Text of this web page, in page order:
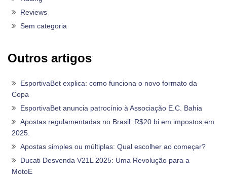
Reviews
Sem categoria
Outros artigos
EsportivaBet explica: como funciona o novo formato da
Copa
EsportivaBet anuncia patrocínio à Associação E.C. Bahia
Apostas regulamentadas no Brasil: R$20 bi em impostos em
2025.
Apostas simples ou múltiplas: Qual escolher ao começar?
Ducati Desvenda V21L 2025: Uma Revolução para a
MotoE